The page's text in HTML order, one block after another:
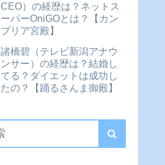
CEO）の経歴は？ネットス
ーパーOniGOとは？【カン
ブリア宮殿】
諸橋碧（テレビ新潟アナウ
ンサー）の経歴は？結婚し
てる？ダイエットは成功し
たの？【踊るさんま御殿】